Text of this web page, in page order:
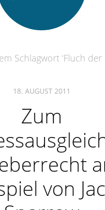
Schlagwort ‘Fluch der
18. AUGUST 2011
Zum
von